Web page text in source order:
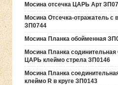
Мосина отсечка ЦАРЬ Арт
Мосина Отсечка-отражатель с
ЗП0744
Мосина Планка обойменная
Мосина Планка содинительная
ЦАРЬ клеймо стрела ЗП0146
Мосина Планка
клеймо R в круге ЗП0143